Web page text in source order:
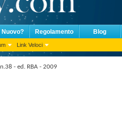
Link Veloci
Nuovo? Regolamento Blog
- ed. RBA - 2009